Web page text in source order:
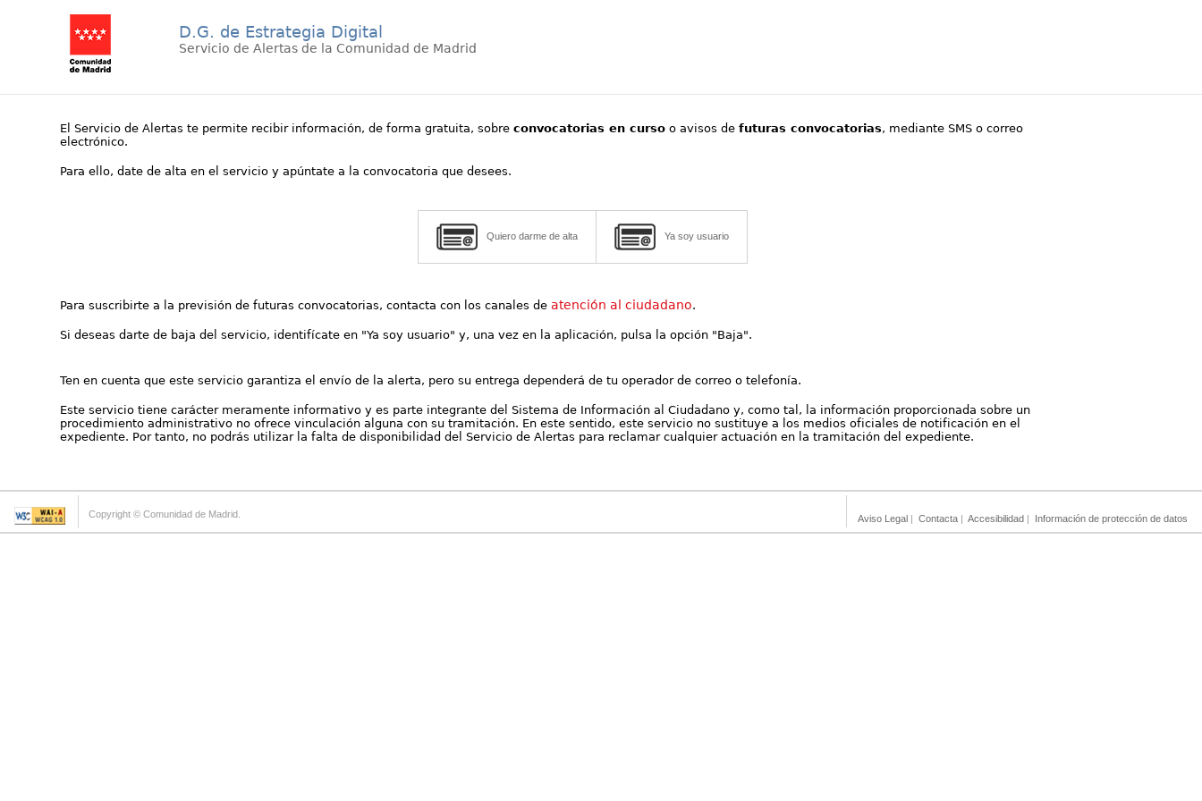
D.G. de Estrategia Digital
Servicio de Alertas de la Comunidad de Madrid
El Servicio de Alertas te permite recibir información, de forma gratuita, sobreconvocatorias en curso o avisos defuturas convocatorias, mediante SMS o correo
electrónico.
Para ello, date de alta en el servicio y apúntate a la convocatoria que desees.
Quiero darme de alta Ya soy usuario
Para suscribirte a la previsión de futuras convocatorias, contacta con los canales deatención al ciudadano.
Si deseas darte de baja del servicio, identifícate en "Ya soy usuario" y, una vez en la aplicación, pulsa la opción "Baja".
Ten en cuenta que este servicio garantiza el envío de la alerta, pero su entrega dependerá de tu operador de correo o telefonía.
Este servicio tiene carácter meramente informativo y es parte integrante del Sistema de Información al Ciudadano y, como tal, la información proporcionada sobre un
procedimiento administrativo no ofrece vinculación alguna con su tramitación. En este sentido, este servicio no sustituye a los medios oficiales de notificación en el
expediente. Por tanto, no podrás utilizar la falta de disponibilidad del Servicio de Alertas para reclamar cualquier actuación en la tramitación del expediente.
Copyright © Comunidad de Madrid. Aviso Legal | Contacta | Accesibilidad | Información de protección de datos